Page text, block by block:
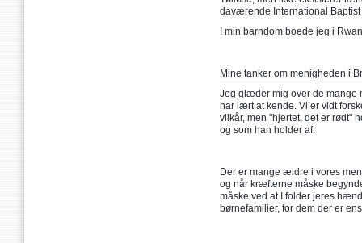
daværende International
I min barndom boede jeg i
Mine tanker om menigheden i
Jeg glæder mig over de mange
har lært at kende. Vi er vidt
vilkår, men "hjertet, det er rødt"
og som han holder af.
Der er mange ældre i vores
og når kræfterne måske
måske ved at I folder jeres
børnefamilier, for dem der er